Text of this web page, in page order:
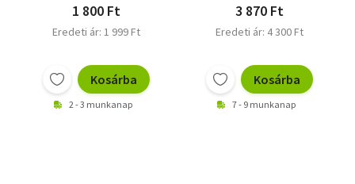
1 800 Ft
Eredeti ár: 1 999 Ft
Kosárba
2 - 3 munkanap
3 870 Ft
Eredeti ár: 4 300 Ft
Kosárba
7 - 9 munkanap